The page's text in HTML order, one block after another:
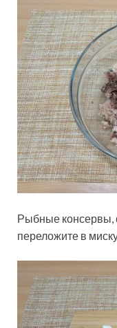
Рыбные консервы,
переложите в